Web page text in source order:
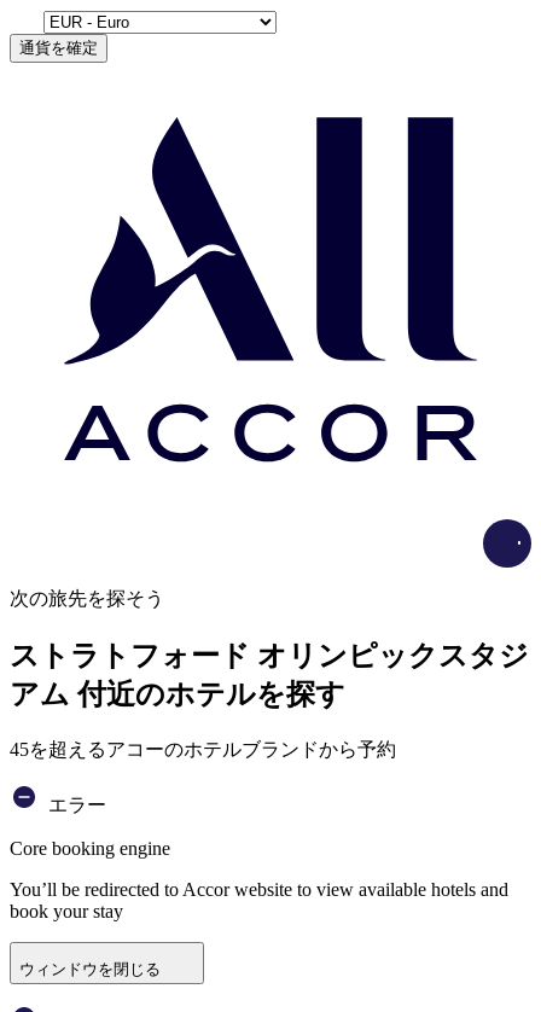
通貨を確定
次の旅先を探そう
ストラトフォード オリンピックスタジ
アム 付近のホテルを探す
45を超えるアコーのホテルブランドから予約
エラー
Core booking engine
You’ll be redirected to Accor website to view available hotels and
book your stay
ウィンドウを閉じる